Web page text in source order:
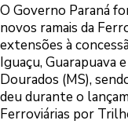
O Governo Paraná
novos ramais da
extensões à
Iguaçu, Guarapuava
Dourados (MS),
deu durante o
Ferroviárias por